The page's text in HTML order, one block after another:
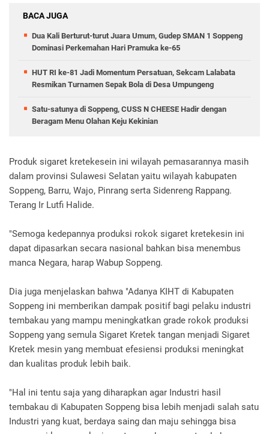
BACA JUGA
Dua Kali Berturut-turut Juara Umum, Gudep SMAN 1 Soppeng
Dominasi Perkemahan Hari Pramuka ke-65
HUT RI ke-81 Jadi Momentum Persatuan, Sekcam Lalabata
Resmikan Turnamen Sepak Bola di Desa Umpungeng
Satu-satunya di Soppeng, CUSS N CHEESE Hadir dengan
Beragam Menu Olahan Keju Kekinian
Produk sigaret kretekesein ini wilayah pemasarannya masih
dalam provinsi Sulawesi Selatan yaitu wilayah kabupaten
Soppeng, Barru, Wajo, Pinrang serta Sidenreng Rappang.
Terang Ir Lutfi Halide.
"Semoga kedepannya produksi rokok sigaret kretekesin ini
dapat dipasarkan secara nasional bahkan bisa menembus
manca Negara, harap Wabup Soppeng.
Dia juga menjelaskan bahwa "Adanya KIHT di Kabupaten
Soppeng ini memberikan dampak positif bagi pelaku industri
tembakau yang mampu meningkatkan grade rokok produksi
Soppeng yang semula Sigaret Kretek tangan menjadi Sigaret
Kretek mesin yang membuat efesiensi produksi meningkat
dan kualitas produk lebih baik.
"Hal ini tentu saja yang diharapkan agar Industri hasil
tembakau di Kabupaten Soppeng bisa lebih menjadi salah satu
Industri yang kuat, berdaya saing dan maju sehingga bisa